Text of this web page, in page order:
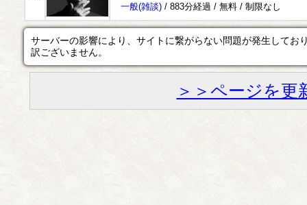
一般(雑談) / 883分経過 / 無料 / 制限なし
サーバーの影響により、サイトに繋がらない問題が発生してお
訳ございません。
＞＞ページを更